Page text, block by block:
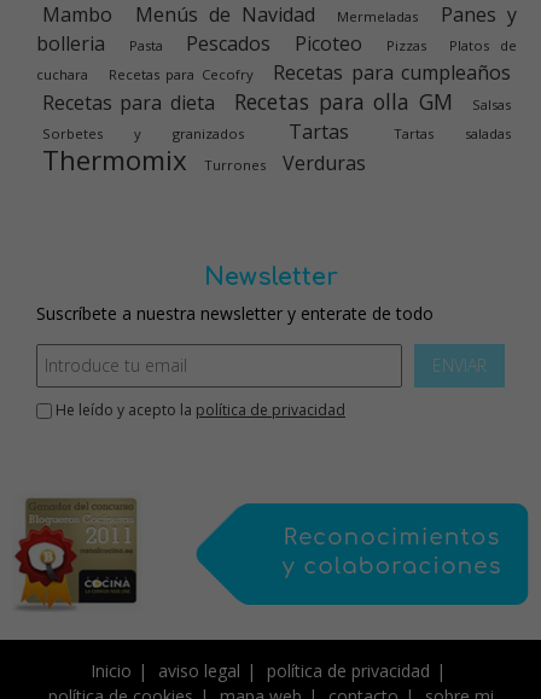
Mambo Menús de Navidad Mermeladas
Panes y
bolleria
Pasta Pescados Picoteo Pizzas
Platos de
cuchara
Recetas para Cecofry
Recetas para cumpleaños
Recetas para dieta
Recetas para olla GM
Salsas
Sorbetes y granizados
Tartas Tartas saladas
Thermomix Turrones Verduras
Newsletter
Suscríbete a nuestra newsletter y enterate de todo
ENVIAR
He leído y acepto la política de privacidad
Inicio aviso legal
política de privacidad